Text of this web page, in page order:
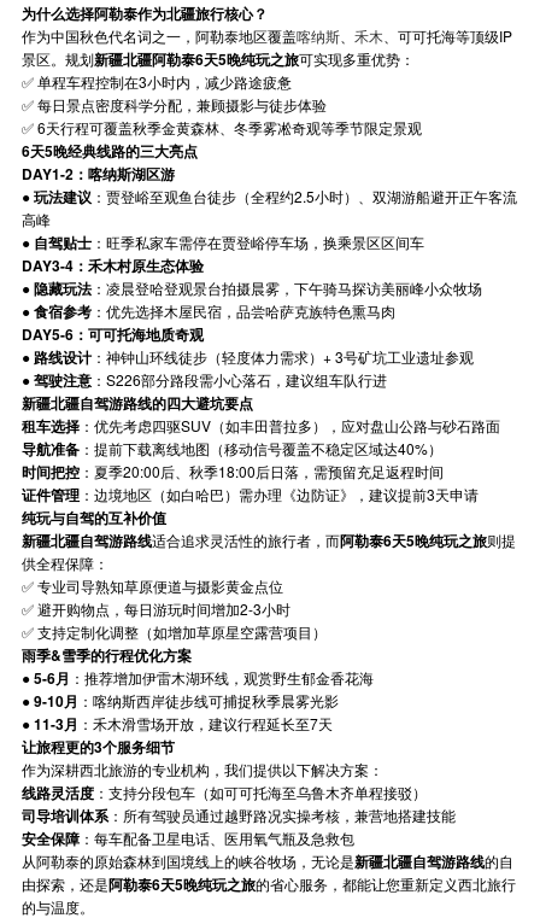
为什么选择阿勒泰作为北疆旅行核心？
作为中国秋色代名词之一，阿勒泰地区覆盖喀纳斯、 禾木 、可可托海等顶级IP
景区。规划新疆北疆阿勒泰6天5晚纯玩之旅可实现多重优势：
✅单程车程控制在3小时内，减少路途疲惫
✅每日景点密度科学分配，兼顾摄影与徒步体验
✅6天行程可覆盖秋季金黄森林、冬季雾凇奇观等季节限定景观
6天5晚经典线路的三大亮点
DAY1-2：喀纳斯湖区游
●玩法建议：贾登峪至观鱼台徒步（全程约2.5小时）、双湖游船避开正午客流
高峰
● 自驾贴士：旺季私家车需停在贾登峪停车场，换乘景区区间车
DAY3-4：禾木村原生态体验
●隐藏玩法：凌晨登哈登观景台拍摄晨雾，下午骑马探访美丽峰小众牧场
●食宿参考：优先选择木屋民宿，品尝哈萨克族特色熏马肉
DAY5-6：可可托海地质奇观
●路线设计：神钟山环线徒步（轻度体力需求）+ 3号矿坑工业遗址参观
●驾驶注意：S226部分路段需小心落石，建议组车队行进
新疆北疆自驾游路线的四大避坑要点
租车选择：优先考虑四驱SUV（如丰田普拉多），应对盘山公路与砂石路面
导航准备：提前下载离线地图（移动信号覆盖不稳定区域达40%）
时间把控：夏季20:00后、秋季18:00后日落，需预留充足返程时间
证件管理：边境地区（如白哈巴）需办理《边防证》，建议提前3天申请
纯玩与自驾的互补价值
新疆北疆自驾游路线适合追求灵活性的旅行者，而阿勒泰6天5晚纯玩之旅则提
供全程保障：
✅专业司导熟知草原便道与摄影黄金点位
✅避开购物点，每日游玩时间增加2-3小时
✅支持定制化调整（如增加草原星空露营项目）
雨季&雪季的行程优化方案
●5-6月 ：推荐增加伊雷木湖环线，观赏野生郁金香花海
●9-10月 ：喀纳斯西岸徒步线可捕捉秋季晨雾光影
●11-3月 ：禾木滑雪场开放，建议行程延长至7天
让旅程更的3个服务细节
作为深耕西北旅游的专业机构，我们提供以下解决方案：
线路灵活度：支持分段包车（如可可托海至乌鲁木齐单程接驳）
司导培训体系：所有驾驶员通过越野路况实操考核，兼营地搭建技能
安全保障：每车配备卫星电话、医用氧气瓶及急救包
从阿勒泰的原始森林到国境线上的峡谷牧场，无论是新疆北疆自驾游路线的自
由探索，还是阿勒泰6天5晚纯玩之旅的省心服务，都能让您重新定义西北旅行
的与温度。